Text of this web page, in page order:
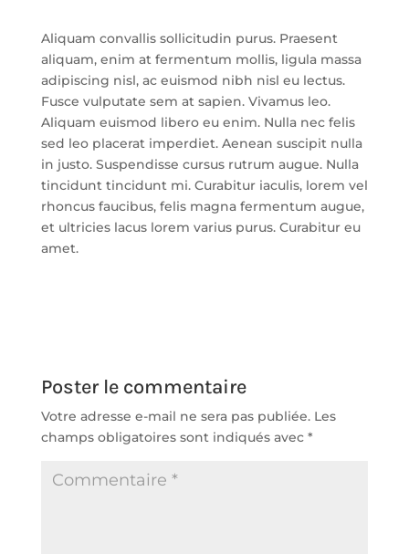
Aliquam convallis sollicitudin purus. Praesent
aliquam, enim at fermentum mollis, ligula massa
adipiscing nisl, ac euismod nibh nisl eu lectus.
Fusce vulputate sem at sapien. Vivamus leo.
Aliquam euismod libero eu enim. Nulla nec felis
sed leo placerat imperdiet. Aenean suscipit nulla
in justo. Suspendisse cursus rutrum augue. Nulla
tincidunt tincidunt mi. Curabitur iaculis, lorem vel
rhoncus faucibus, felis magna fermentum augue,
et ultricies lacus lorem varius purus. Curabitur eu
amet.
Poster le commentaire
Votre adresse e-mail ne sera pas publiée. Les
champs obligatoires sont indiqués avec *